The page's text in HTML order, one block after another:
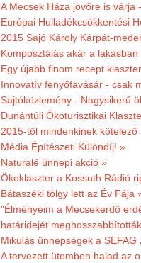
A Mecsek Háza jövőre is várja
Európai Hulladékcsökkentési
2015 Sajó Károly Kárpát-
Komposztálás akár a lakásban
Egy újabb finom recept
Innovatív fenyőfavásár - csak
Sajtóközlemény - Nagysikerű
Dunántúli Ökoturisztikai
2015-től mindenkinek
Média Építészeti Különdíj! »
Naturalé ünnepi akció »
Ökoklaszter a Kossuth Rádió
Bátaszéki tölgy lett az Év Fája
"Élményeim a Mecsekerdő
határidejét
Mikulás ünnepségek a SEFAG
A tervezett ütemben halad az